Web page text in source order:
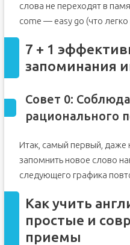
слова не переходят в
come — easy go (что
7 + 1
запоминания
Совет 0:
рационального
Итак, самый первый, даже
запомнить новое слово
следующего графика
Как учить
простые и
приемы